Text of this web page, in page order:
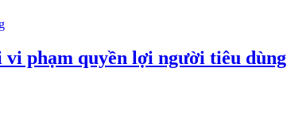
phạm quyền lợi người tiêu dùng